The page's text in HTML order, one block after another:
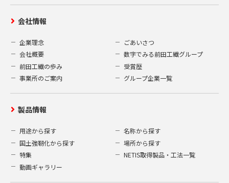
会社情報
企業理念
ごあいさつ
会社概要
数字でみる前田工繊グループ
前田工繊の歩み
受賞歴
事業所のご案内
グループ企業一覧
製品情報
用途から探す
名称から探す
国土強靭化から探す
場所から探す
特集
NETIS取得製品・工法一覧
動画ギャラリー